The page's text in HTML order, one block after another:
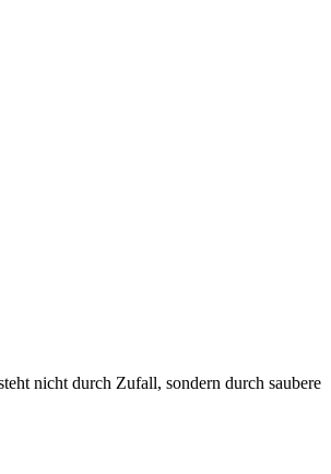
nicht durch Zufall, sondern durch saubere